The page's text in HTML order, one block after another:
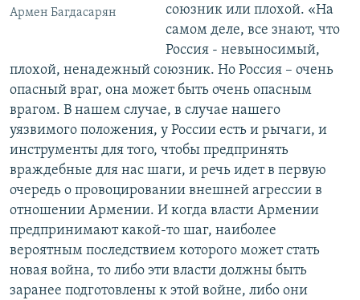
Армен Багдасарян
союзник или плохой. «На
самом деле, все знают, что
Россия - невыносимый,
плохой, ненадежный союзник. Но Россия – очень
опасный враг, она может быть очень опасным
врагом. В нашем случае, в случае нашего
уязвимого положения, у России есть и рычаги, и
инструменты для того, чтобы предпринять
враждебные для нас шаги, и речь идет в первую
очередь о провоцировании внешней агрессии в
отношении Армении. И когда власти Армении
предпринимают какой-то шаг, наиболее
вероятным последствием которого может стать
новая война, то либо эти власти должны быть
заранее подготовлены к этой войне, либо они